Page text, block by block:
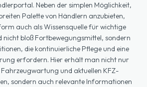
Neben der simplen Möglichkeit,
Palette von Händlern anzubieten,
auch als Wissensquelle für wichtige
nicht bloß Fortbewegungsmittel, sondern
die kontinuierliche Pflege und eine
erfordern. Hier erhält man nicht nur
und aktuellen KFZ-
sondern auch relevante Informationen